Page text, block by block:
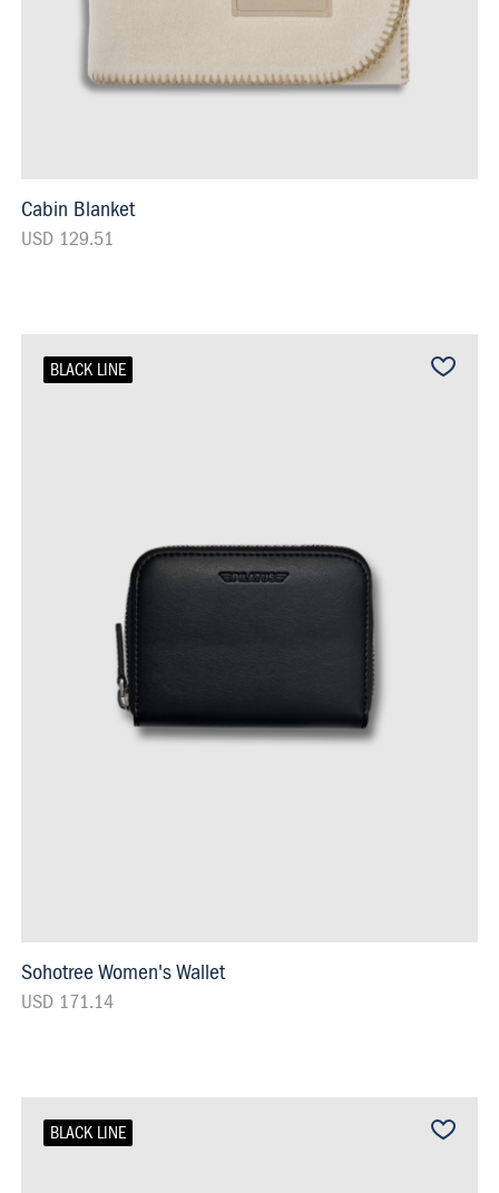
Cabin Blanket
USD 129.51
BLACK LINE
Sohotree Women's Wallet
USD 171.14
BLACK LINE